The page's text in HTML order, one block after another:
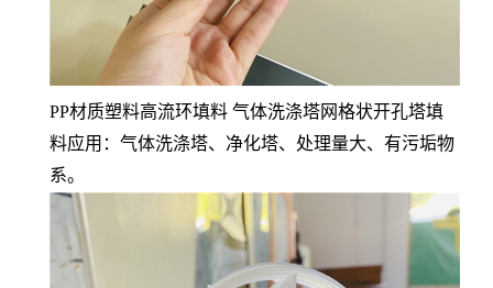
PP材质塑料高流环填料 气体洗涤塔网格状开孔塔填
料应用：气体洗涤塔、净化塔、处理量大、有污垢物
系。